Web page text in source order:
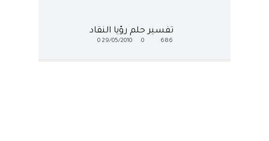
تفسير حلم رؤيا النقاد
686
29/05/2010
0